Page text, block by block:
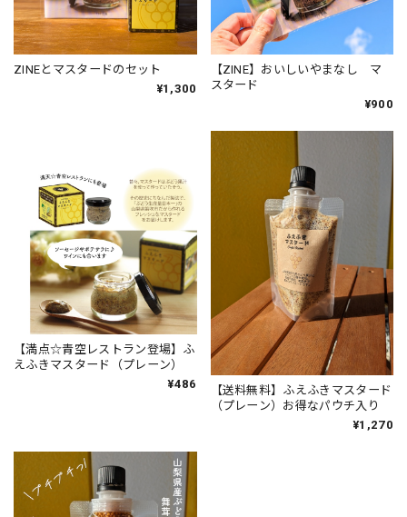
ZINEとマスタードのセット
¥1,300
【ZINE】おいしいやまなし マ
スタード
¥900
【満点☆青空レストラン登場】ふ
えふきマスタード（プレーン）
¥486
【送料無料】ふえふきマスタード
（プレーン）お得なパウチ入り
¥1,270